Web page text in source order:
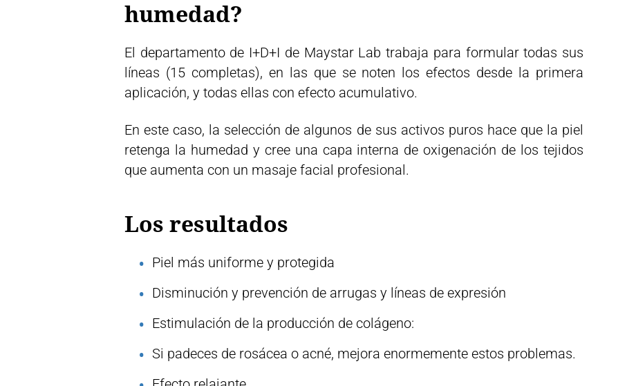
humedad?
El departamento de I+D+I de Maystar Lab trabaja para formular todas sus
líneas (15 completas), en las que se noten los efectos desde la primera
aplicación, y todas ellas con efecto acumulativo.
En este caso, la selección de algunos de sus activos puros hace que la piel
retenga la humedad y cree una capa interna de oxigenación de los tejidos
que aumenta con un masaje facial profesional.
Los resultados
Piel más uniforme y protegida
Disminución y prevención de arrugas y líneas de expresión
Estimulación de la producción de colágeno:
Si padeces de rosácea o acné, mejora enormemente estos problemas.